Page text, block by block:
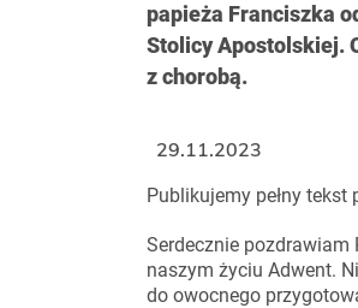
papieża Franciszka
Stolicy Apostolskiej.
z chorobą.
Publikujemy pełny tekst
Serdecznie
naszym życiu Adwent.
do owocnego
29.11.2023